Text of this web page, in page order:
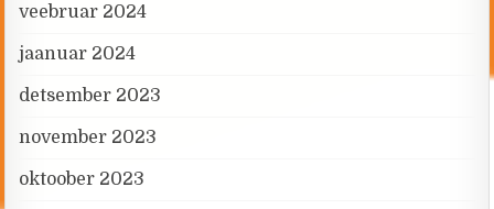
veebruar 2024
jaanuar 2024
detsember 2023
november 2023
oktoober 2023